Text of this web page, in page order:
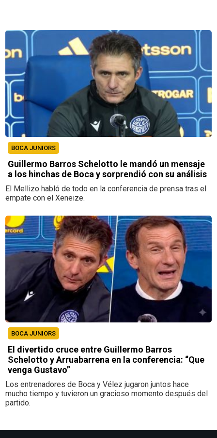
BOCA JUNIORS
Guillermo Barros Schelotto le mandó un mensaje
a los hinchas de Boca y sorprendió con su análisis
El Mellizo habló de todo en la conferencia de prensa tras el
empate con el Xeneize.
BOCA JUNIORS
El divertido cruce entre Guillermo Barros
Schelotto y Arruabarrena en la conferencia: “Que
venga Gustavo”
Los entrenadores de Boca y Vélez jugaron juntos hace
mucho tiempo y tuvieron un gracioso momento después del
partido.